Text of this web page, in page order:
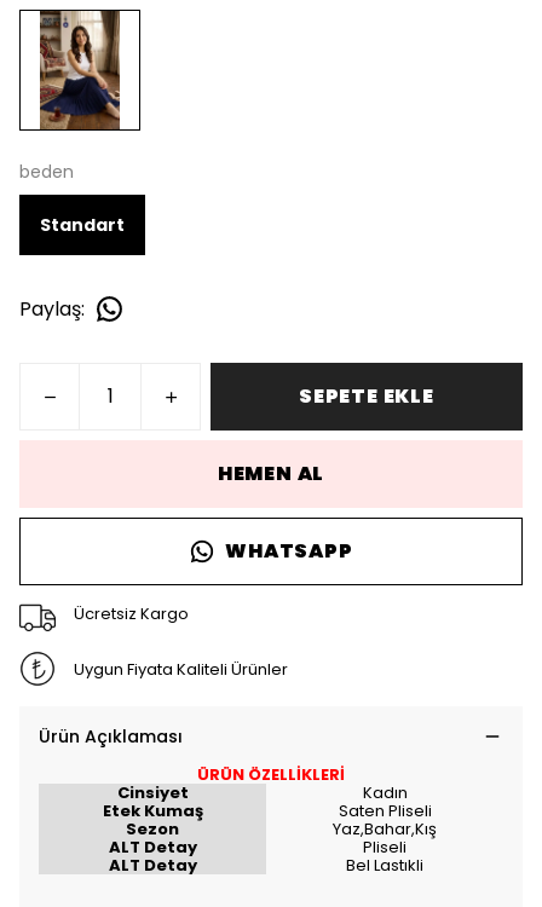
beden
Standart
Paylaş:
SEPETE EKLE
HEMEN AL
WHATSAPP
Ücretsiz Kargo
Uygun Fiyata Kaliteli Ürünler
Ürün Açıklaması
ÜRÜN ÖZELLİKLERİ
Cinsiyet Kadın
Etek Kumaş Saten Pliseli
Sezon Yaz,Bahar,Kış
ALT Detay Pliseli
ALT Detay Bel Lastıkli